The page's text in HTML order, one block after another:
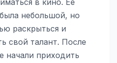
в кино. Ее
небольшой, но
раскрыться и
свой талант. После
начали приходить